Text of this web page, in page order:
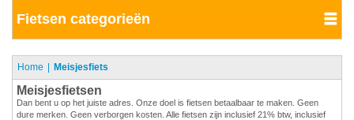
Fietsen categorieën
Home Meisjesfiets
Meisjesfietsen
Dan bent u op het juiste adres. Onze doel is fietsen betaalbaar te maken. Geen
dure merken. Geen verborgen kosten. Alle fietsen zijn inclusief 21% btw, inclusief